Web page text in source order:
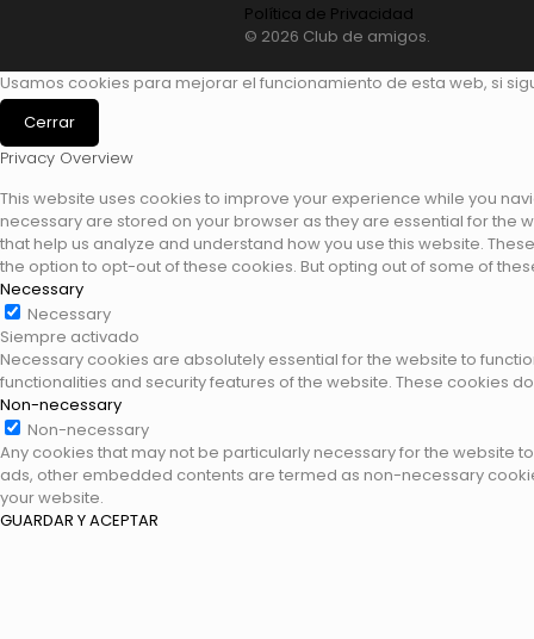
Política de Privacidad
© 2026 Club de amigos.
Usamos cookies para mejorar el funcionamiento de esta web, si
Cerrar
Privacy Overview
This website uses cookies to improve your experience while you
necessary are stored on your browser as they are essential for the
that help us analyze and understand how you use this website.
the option to opt-out of these cookies. But opting out of some of
Necessary
Necessary
Siempre activado
Necessary cookies are absolutely essential for the website to
functionalities and security features of the website. These cookies
Non-necessary
Non-necessary
Any cookies that may not be particularly necessary for the website
ads, other embedded contents are termed as non-necessary
your website.
GUARDAR Y ACEPTAR